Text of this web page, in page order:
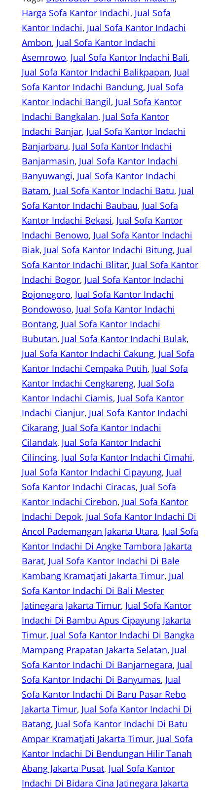
Harga Sofa Kantor Indachi, Jual Sofa
Kantor Indachi, Jual Sofa Kantor Indachi
Ambon, Jual Sofa Kantor Indachi
Asemrowo, Jual Sofa Kantor Indachi Bali
Jual Sofa Kantor Indachi Balikpapan, Jual
Sofa Kantor Indachi Bandung, Jual Sofa
Kantor Indachi Bangil, Jual Sofa Kantor
Indachi Bangkalan, Jual Sofa Kantor
Indachi Banjar, Jual Sofa Kantor Indachi
Banjarbaru, Jual Sofa Kantor Indachi
Banjarmasin, Jual Sofa Kantor Indachi
Banyuwangi, Jual Sofa Kantor Indachi
Batam, Jual Sofa Kantor Indachi Batu, Jual
Sofa Kantor Indachi Baubau, Jual Sofa
Kantor Indachi Bekasi, Jual Sofa Kantor
Indachi Benowo, Jual Sofa Kantor Indachi
Biak, Jual Sofa Kantor Indachi Bitung, Jual
Sofa Kantor Indachi Blitar, Jual Sofa Kantor
Indachi Bogor, Jual Sofa Kantor Indachi
Bojonegoro, Jual Sofa Kantor Indachi
Bondowoso, Jual Sofa Kantor Indachi
Bontang, Jual Sofa Kantor Indachi
Bubutan, Jual Sofa Kantor Indachi Bulak
Jual Sofa Kantor Indachi Cakung, Jual Sofa
Kantor Indachi Cempaka Putih, Jual Sofa
Kantor Indachi Cengkareng, Jual Sofa
Kantor Indachi Ciamis, Jual Sofa Kantor
Indachi Cianjur, Jual Sofa Kantor Indachi
Cikarang, Jual Sofa Kantor Indachi
Cilandak, Jual Sofa Kantor Indachi
Cilincing, Jual Sofa Kantor Indachi Cimahi
Jual Sofa Kantor Indachi Cipayung, Jual
Sofa Kantor Indachi Ciracas, Jual Sofa
Kantor Indachi Cirebon, Jual Sofa Kantor
Indachi Depok, Jual Sofa Kantor Indachi Di
Ancol Pademangan Jakarta Utara, Jual Sofa
Kantor Indachi Di Angke Tambora Jakarta
Barat, Jual Sofa Kantor Indachi Di Bale
Kambang Kramatjati Jakarta Timur, Jual
Sofa Kantor Indachi Di Bali Mester
Jatinegara Jakarta Timur, Jual Sofa Kantor
Indachi Di Bambu Apus Cipayung Jakarta
Timur, Jual Sofa Kantor Indachi Di Bangka
Mampang Prapatan Jakarta Selatan, Jual
Sofa Kantor Indachi Di Banjarnegara, Jual
Sofa Kantor Indachi Di Banyumas, Jual
Sofa Kantor Indachi Di Baru Pasar Rebo
Jakarta Timur, Jual Sofa Kantor Indachi Di
Batang, Jual Sofa Kantor Indachi Di Batu
Ampar Kramatjati Jakarta Timur, Jual Sofa
Kantor Indachi Di Bendungan Hilir Tanah
Abang Jakarta Pusat, Jual Sofa Kantor
Indachi Di Bidara Cina Jatinegara Jakarta